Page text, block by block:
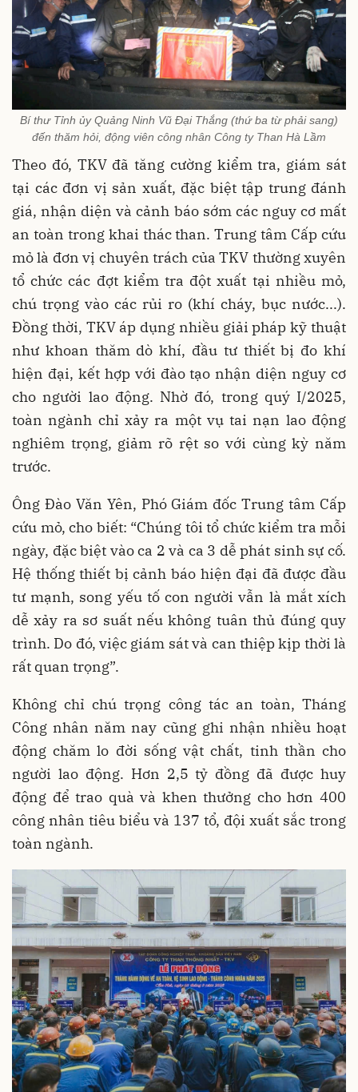
Bí thư Tỉnh ủy Quảng Ninh Vũ Đại Thắng (thứ ba từ phải sang)
đến thăm hỏi, động viên công nhân Công ty Than Hà Lầm
Theo đó, TKV đã tăng cường kiểm tra, giám sát
tại các đơn vị sản xuất, đặc biệt tập trung đánh
giá, nhận diện và cảnh báo sớm các nguy cơ mất
an toàn trong khai thác than. Trung tâm Cấp cứu
mỏ là đơn vị chuyên trách của TKV thường xuyên
tổ chức các đợt kiểm tra đột xuất tại nhiều mỏ,
chú trọng vào các rủi ro (khí cháy, bục nước...).
Đồng thời, TKV áp dụng nhiều giải pháp kỹ thuật
như khoan thăm dò khí, đầu tư thiết bị đo khí
hiện đại, kết hợp với đào tạo nhận diện nguy cơ
cho người lao động. Nhờ đó, trong quý I/2025,
toàn ngành chỉ xảy ra một vụ tai nạn lao động
nghiêm trọng, giảm rõ rệt so với cùng kỳ năm
trước.
Ông Đào Văn Yên, Phó Giám đốc Trung tâm Cấp
cứu mỏ, cho biết: “Chúng tôi tổ chức kiểm tra mỗi
ngày, đặc biệt vào ca 2 và ca 3 dễ phát sinh sự cố.
Hệ thống thiết bị cảnh báo hiện đại đã được đầu
tư mạnh, song yếu tố con người vẫn là mắt xích
dễ xảy ra sơ suất nếu không tuân thủ đúng quy
trình. Do đó, việc giám sát và can thiệp kịp thời là
rất quan trọng”.
Không chỉ chú trọng công tác an toàn, Tháng
Công nhân năm nay cũng ghi nhận nhiều hoạt
động chăm lo đời sống vật chất, tinh thần cho
người lao động. Hơn 2,5 tỷ đồng đã được huy
động để trao quà và khen thưởng cho hơn 400
công nhân tiêu biểu và 137 tổ, đội xuất sắc trong
toàn ngành.